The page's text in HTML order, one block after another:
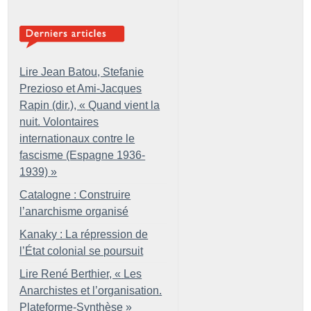
Lire Jean Batou, Stefanie
Prezioso et Ami-Jacques
Rapin (dir.), « Quand vient la
nuit. Volontaires
internationaux contre le
fascisme (Espagne 1936-
1939) »
Catalogne : Construire
l’anarchisme organisé
Kanaky : La répression de
l’État colonial se poursuit
Lire René Berthier, « Les
Anarchistes et l’organisation.
Plateforme-Synthèse »